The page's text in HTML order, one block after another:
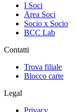
I Soci
Area Soci
Socio x Socio
BCC Lab
Contatti
Trova filiale
Blocco carte
Legal
Privacy